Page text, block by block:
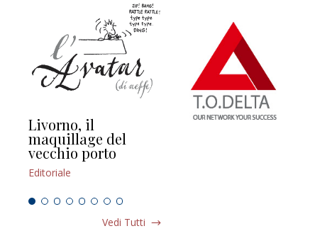
Livorno, il
maquillage del
vecchio porto
Editoriale
L’uscita di scena di
Vedi Tutti